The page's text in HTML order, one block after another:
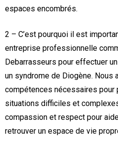
espaces encombrés.
2 – C’est pourquoi il est
entreprise professionnelle
Debarrasseurs pour effectuer
un syndrome de Diogène. Nous
compétences nécessaires pour
situations difficiles et
compassion et respect pour
retrouver un espace de vie